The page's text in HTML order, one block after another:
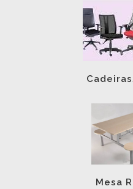
Mesa